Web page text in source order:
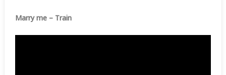
Marry me – Train